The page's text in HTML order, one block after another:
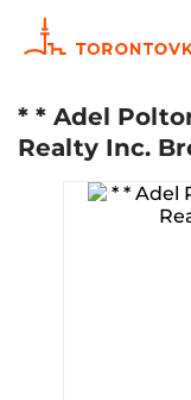
* * Adel
Realty Inc.